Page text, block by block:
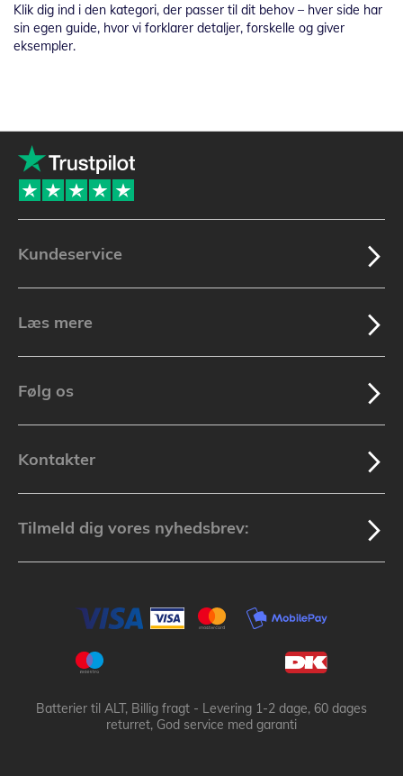
Klik dig ind i den kategori, der passer til dit behov – hver side har
sin egen guide, hvor vi forklarer detaljer, forskelle og giver
eksempler.
Kundeservice
Læs mere
Følg os
Kontakter
Tilmeld dig vores nyhedsbrev:
Batterier til ALT, Billig fragt - Levering 1-2 dage, 60 dages
returret, God service med garanti